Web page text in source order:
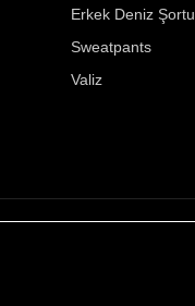
Erkek Deniz Şortu
Sweatpants
Valiz